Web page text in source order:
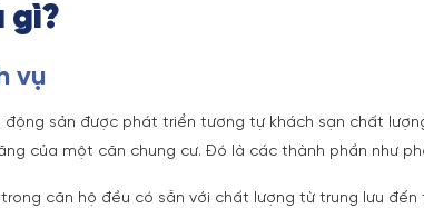
gì?
vụ
sản được phát triển tương tự khách sạn chất
của một căn chung cư. Đó là các thành phần như
căn hộ đều có sẵn với chất lượng từ trung lưu đến